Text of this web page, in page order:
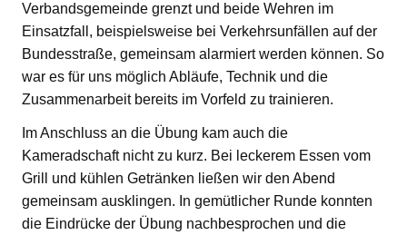
Verbandsgemeinde grenzt und beide Wehren im
Einsatzfall, beispielsweise bei Verkehrsunfällen auf der
Bundesstraße, gemeinsam alarmiert werden können. So
war es für uns möglich Abläufe, Technik und die
Zusammenarbeit bereits im Vorfeld zu trainieren.
Im Anschluss an die Übung kam auch die
Kameradschaft nicht zu kurz. Bei leckerem Essen vom
Grill und kühlen Getränken ließen wir den Abend
gemeinsam ausklingen. In gemütlicher Runde konnten
die Eindrücke der Übung nachbesprochen und die